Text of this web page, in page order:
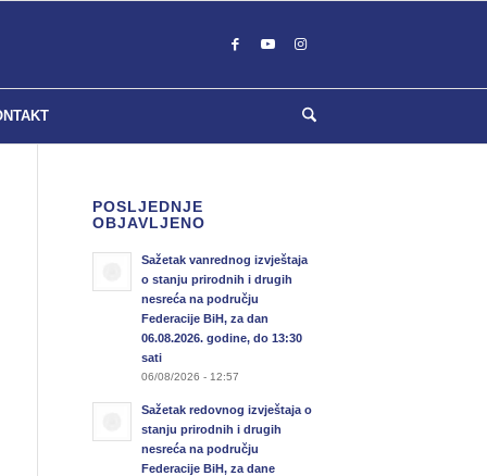
POSLJEDNJE
OBJAVLJENO
Sažetak vanrednog izvještaja
o stanju prirodnih i drugih
nesreća na području
Federacije BiH, za dan
06.08.2026. godine, do 13:30
sati
06/08/2026 - 12:57
Sažetak redovnog izvještaja o
stanju prirodnih i drugih
nesreća na području
Federacije BiH, za dane